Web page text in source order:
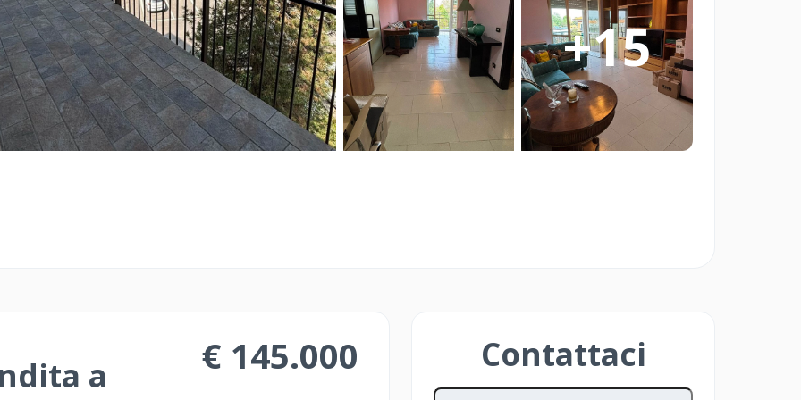
senza
Il servizio Costruttore Smart è pensato per Imprese Edili
e Operatori di Mercato che vogliono vendere in modo
rapido ed efficace.
Compra e Vendi
casa e necessita
con
Il servizio ideale per Investitori e Privati che vogliono
+15
a
€ 145.000 Contattaci